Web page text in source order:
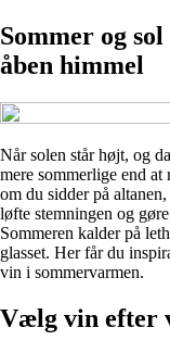
Sommer og
åben himmel
Når solen står højt, og
mere sommerlige end
om du sidder på
løfte stemningen og
Sommeren kalder på
glasset. Her får du
vin i sommervarmen.
Vælg vin efter